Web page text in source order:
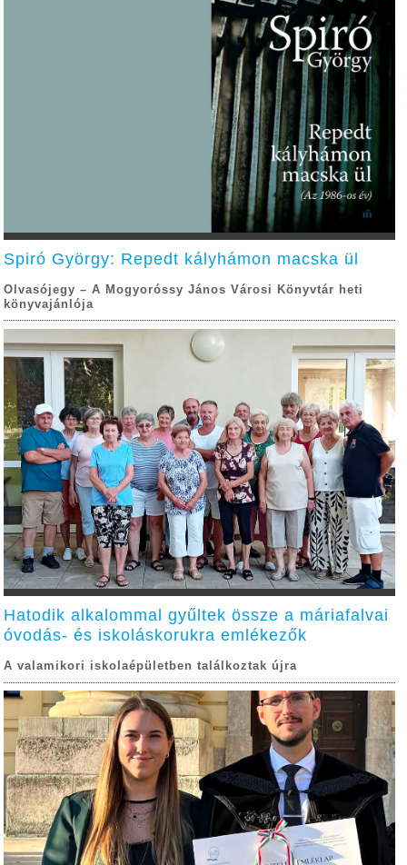
Spiró György: Repedt kályhámon macska ül
Olvasójegy – A Mogyoróssy János Városi Könyvtár heti
könyvajánlója
Hatodik alkalommal gyűltek össze a máriafalvai
óvodás- és iskoláskorukra emlékezők
A valamikori iskolaépületben találkoztak újra